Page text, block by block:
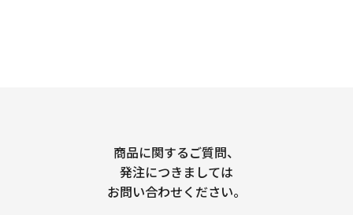
商品に関するご質問、
発注につきましては
お問い合わせください。